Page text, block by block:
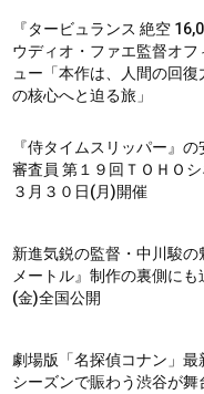
『タービュランス 絶空
ウディオ・ファエ監督オ
ュー「本作は、人間の回復
の核心へと迫る旅」
『侍タイムスリッパー』
審査員 第１９回ＴＯＨＯ
３月３０日(月)開催
新進気鋭の監督・中川駿
メートル』制作の裏側にも
(金)全国公開
劇場版「名探偵コナン」最
シーズンで賑わう渋谷が